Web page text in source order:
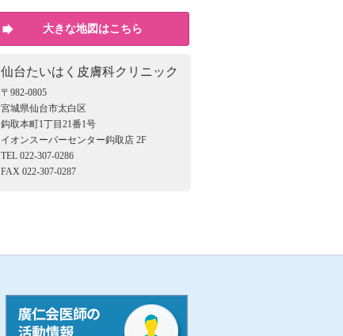
大きな地図はこちら
仙台たいはく皮膚科クリニック
〒982-0805
宮城県仙台市太白区
鈎取本町1丁目21番1号
イオンスーパーセンター鈎取店 2F
TEL 022-307-0286
FAX 022-307-0287